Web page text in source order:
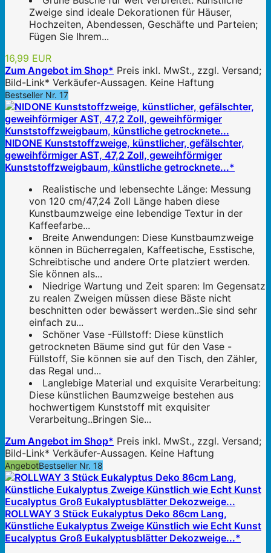
Zweige sind ideale Dekorationen für Häuser,
Hochzeiten, Abendessen, Geschäfte und Parteien;
Fügen Sie Ihrem...
16,99 EUR
Zum Angebot im Shop* Preis inkl. MwSt., zzgl. Versand;
Bild-Link* Verkäufer-Aussagen. Keine Haftung
Bestseller Nr. 17
NIDONE Kunststoffzweige, künstlicher, gefälschter,
geweihförmiger AST, 47,2 Zoll, geweihförmiger
Kunststoffzweigbaum, künstliche getrocknete...*
Realistische und lebensechte Länge: Messung
von 120 cm/47,24 Zoll Länge haben diese
Kunstbaumzweige eine lebendige Textur in der
Kaffeefarbe...
Breite Anwendungen: Diese Kunstbaumzweige
können in Bücherregalen, Kaffeetische, Esstische,
Schreibtische und andere Orte platziert werden.
Sie können als...
Niedrige Wartung und Zeit sparen: Im Gegensatz
zu realen Zweigen müssen diese Bäste nicht
beschnitten oder bewässert werden..Sie sind sehr
einfach zu...
Schöner Vase -Füllstoff: Diese künstlich
getrockneten Bäume sind gut für den Vase -
Füllstoff, Sie können sie auf den Tisch, den Zähler,
das Regal und...
Langlebige Material und exquisite Verarbeitung:
Diese künstlichen Baumzweige bestehen aus
hochwertigem Kunststoff mit exquisiter
Verarbeitung..Bringen Sie...
Zum Angebot im Shop* Preis inkl. MwSt., zzgl. Versand;
Bild-Link* Verkäufer-Aussagen. Keine Haftung
AngebotBestseller Nr. 18
ROLLWAY 3 Stück Eukalyptus Deko 86cm Lang,
Künstliche Eukalyptus Zweige Künstlich wie Echt Kunst
Eucalyptus Groß Eukalyptusblätter Dekozweige...*